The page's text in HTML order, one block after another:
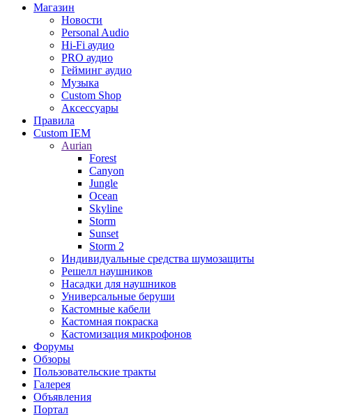
Магазин
Новости
Personal Audio
Hi-Fi аудио
PRO аудио
Гейминг аудио
Музыка
Custom Shop
Аксессуары
Правила
Custom IEM
Aurian
Forest
Canyon
Jungle
Ocean
Skyline
Storm
Sunset
Storm 2
Индивидуальные средства шумозащиты
Решелл наушников
Насадки для наушников
Универсальные беруши
Кастомные кабели
Кастомная покраска
Кастомизация микрофонов
Форумы
Обзоры
Пользовательские тракты
Галерея
Объявления
Портал